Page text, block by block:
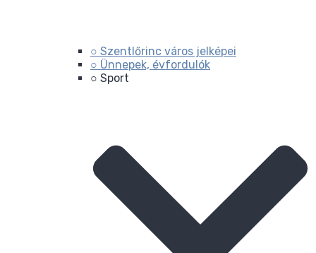
○ Szentlőrinc város jelképei
○ Ünnepek, évfordulók
○ Sport